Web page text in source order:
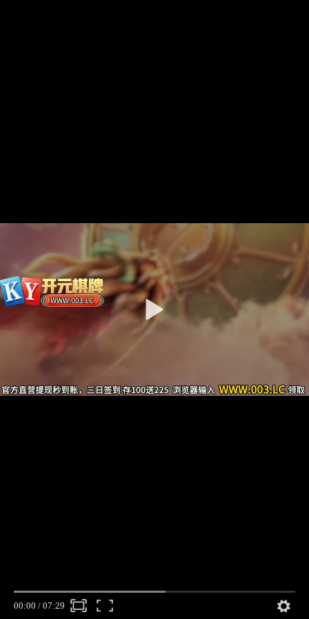
00:00 / 07:29